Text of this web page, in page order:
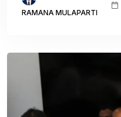
RAMANA MULAPARTI